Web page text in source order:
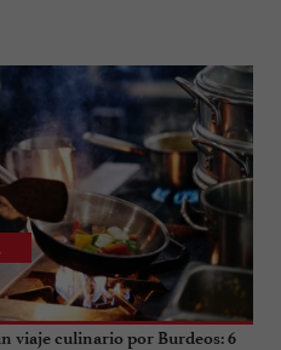
viaje culinario por Burdeos: 6